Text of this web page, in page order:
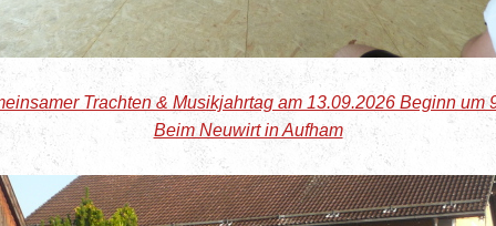
Trachten & Musikjahrtag am 13.09.2026 Beginn um
Beim Neuwirt in Aufham